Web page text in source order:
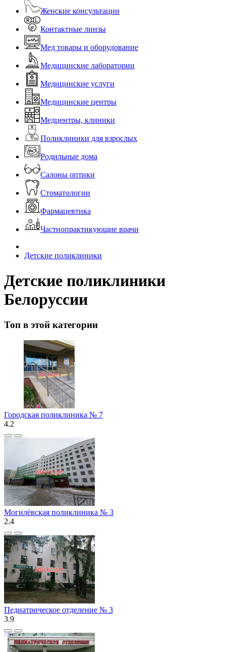
Женские консультации
Контактные линзы
Мед товары и оборудование
Медицинские лаборатории
Медицинские услуги
Медицинские центры
Медцентры, клиники
Поликлиники для взрослых
Родильные дома
Салоны оптики
Стоматологии
Фармацевтика
Частнопрактикующие врачи
Детские поликлиники
Детские поликлиники
Белоруссии
Топ в этой категории
Городская поликлиника № 7
4.2
Могилёвская поликлиника № 3
2.4
Педиатрическое отделение № 3
3.9